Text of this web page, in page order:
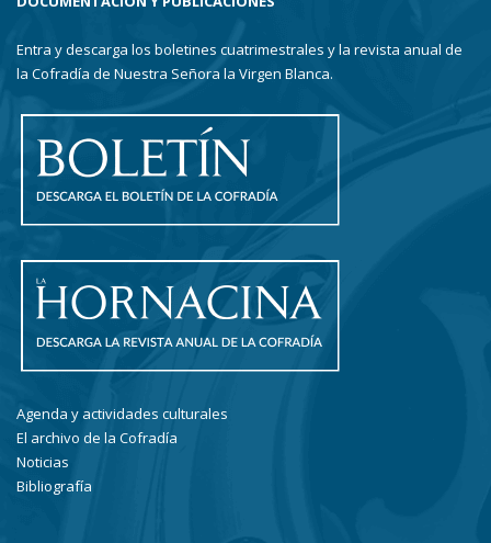
Entra y descarga los boletines cuatrimestrales y la revista anual de
la Cofradía de Nuestra Señora la Virgen Blanca.
Agenda y actividades culturales
El archivo de la Cofradía
Noticias
Bibliografía